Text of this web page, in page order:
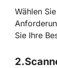
Wählen
Sie Ihre
2.